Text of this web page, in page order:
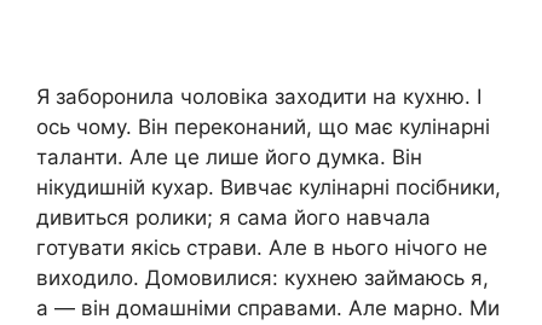
Я заборонила чоловіка заходити на кухню. І
ось чому. Він переконаний, що має кулінарні
таланти. Але це лише його думка. Він
нікудишній кухар. Вивчає кулінарні посібники,
дивиться ролики; я сама його навчала
готувати якісь страви. Але в нього нічого не
виходило. Домовилися: кухнею займаюсь я,
а — він домашніми справами. Але марно. Ми